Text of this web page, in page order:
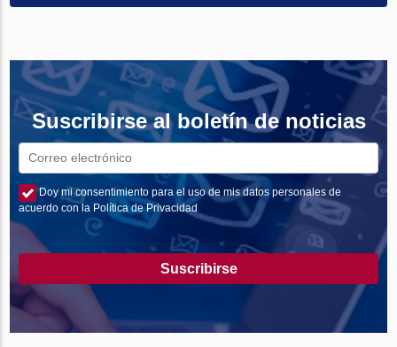
Suscribirse al boletín de noticias
Doy mi consentimiento para el uso de mis datos personales de
acuerdo con la Política de Privacidad
Suscribirse